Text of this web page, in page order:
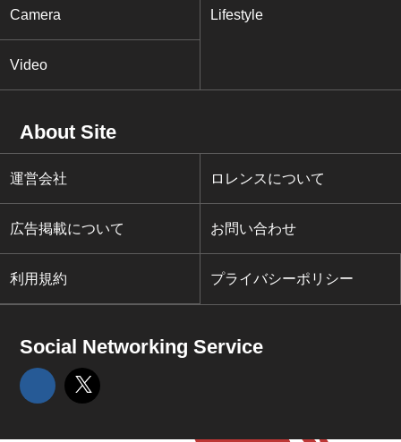
Camera Lifestyle
Video
About Site
運営会社 ロレンスについて
広告掲載について お問い合わせ
利用規約 プライバシーポリシー
Social Networking Service